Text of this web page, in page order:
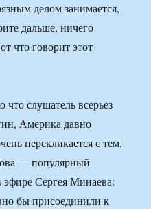
делом занимается,
дальше, ничего
что говорит этот
слушатель всерьез
Америка давно
перекликается с тем,
— популярный
Сергея Минаева:
бы присоединили к